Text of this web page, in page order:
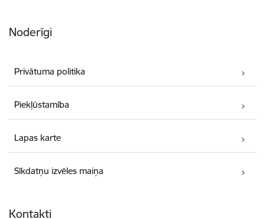
Noderīgi
Privātuma politika
Piekļūstamība
Lapas karte
Sīkdatņu izvēles maiņa
Kontakti